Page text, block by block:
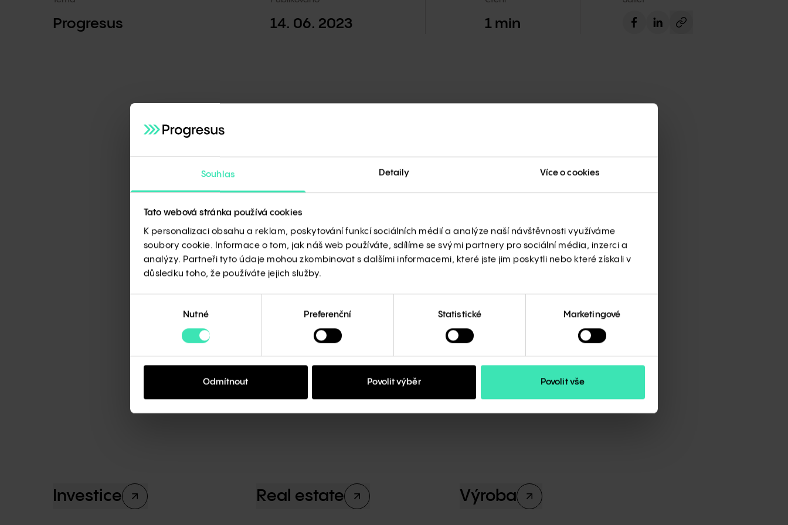
Souhlas Detaily Více o cookies
Tato webová stránka používá cookies
K personalizaci obsahu a reklam, poskytování funkcí sociálních médií a analýze naší návštěvnosti využíváme
soubory cookie. Informace o tom, jak náš web používáte, sdílíme se svými partnery pro sociální média, inzerci a
analýzy. Partneři tyto údaje mohou zkombinovat s dalšími informacemi, které jste jim poskytli nebo které získali v
důsledku toho, že používáte jejich služby.
Nutné Preferenční Statistické Marketingové
Odmítnout Povolit výběr Povolit vše
Progresus 14. 06. 2023 1 min
Na TV Architect vyšla reportáž ze slavnostního vztyčování sloupů haly. Nabízí nejen více
Klášterce nad Ohří Štefana Drozda a také Stefana Brungse, generálního ředitele
německého gigantu ISOLITE, nájemce logistického centra.
Poslechněte si celou reportážzde.
Investice Real estate Výroba